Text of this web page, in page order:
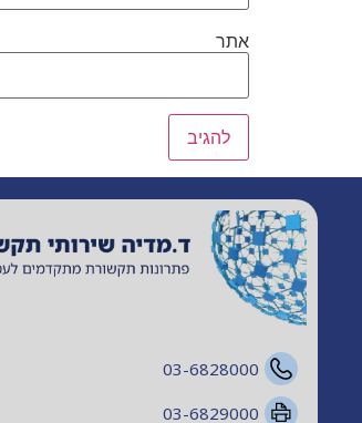
אתר
03-6828000
03-6829000